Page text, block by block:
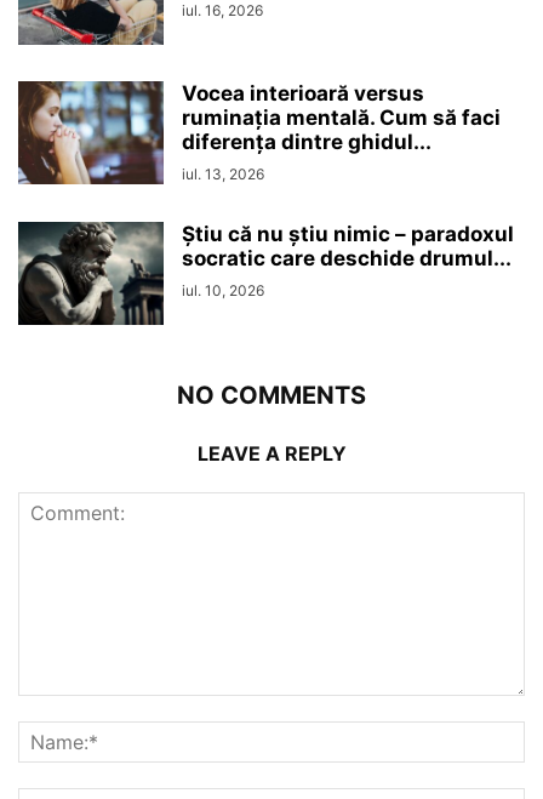
iul. 16, 2026
Vocea interioară versus
ruminaţia mentală. Cum să faci
diferența dintre ghidul...
iul. 13, 2026
Ştiu că nu ştiu nimic – paradoxul
socratic care deschide drumul...
iul. 10, 2026
NO COMMENTS
LEAVE A REPLY